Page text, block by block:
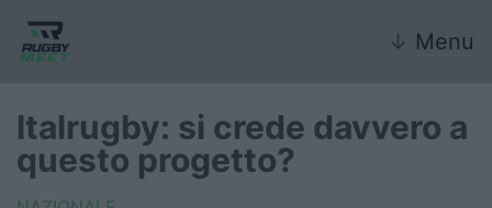
↓ Menu
Nazionale
Italrugby: si crede davvero a
questo progetto?